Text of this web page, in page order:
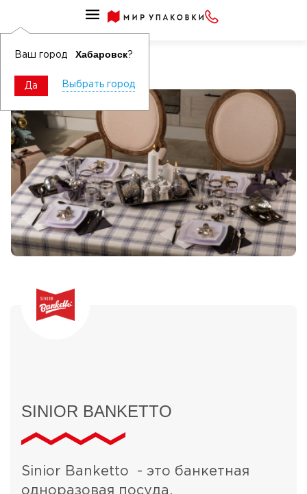
Ваш город Хабаровск?
Да Выбрать город
Наши торговые марки
SINIOR BANKETTO
Sinior Banketto - это банкетная
одноразовая посуда.